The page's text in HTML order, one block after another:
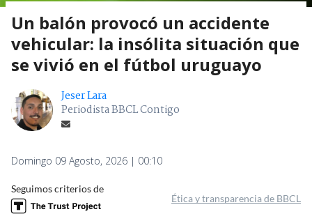
Un balón provocó un accidente
vehicular: la insólita situación que
se vivió en el fútbol uruguayo
Jeser Lara
Periodista BBCL Contigo
Domingo 09 Agosto, 2026 | 00:10
Seguimos criterios de
Ética y transparencia de BBCL